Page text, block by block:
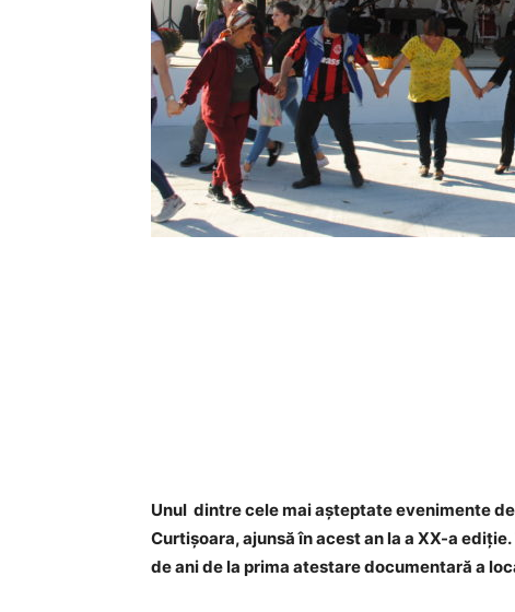
Unul dintre cele mai așteptate evenimente
Curtișoara, ajunsă în acest an la a XX-a
de ani de la prima atestare documentară a